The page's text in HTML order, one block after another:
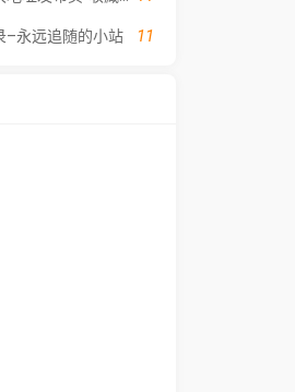
–永远追随的小站 11